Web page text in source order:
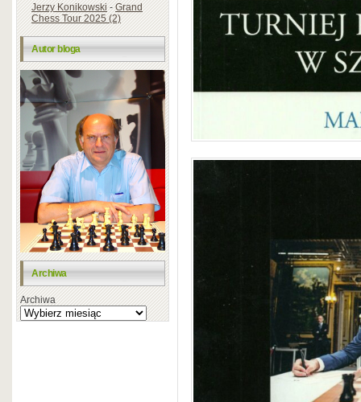
Jerzy Konikowski-Grand
Chess Tour 2025 (2)
Autor bloga
Archiwa
Archiwa